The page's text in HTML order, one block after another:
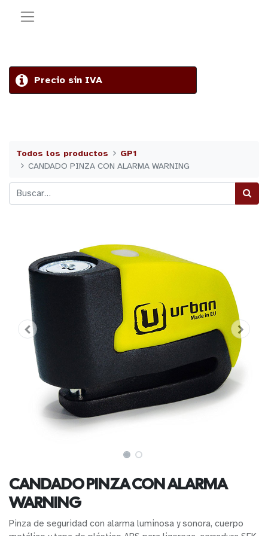
Precio sin IVA
Todos los productos
GP1
CANDADO PINZA CON ALARMA WARNING
CANDADO PINZA CON ALARMA
WARNING
Pinza de seguridad con alarma luminosa y sonora, cuerpo